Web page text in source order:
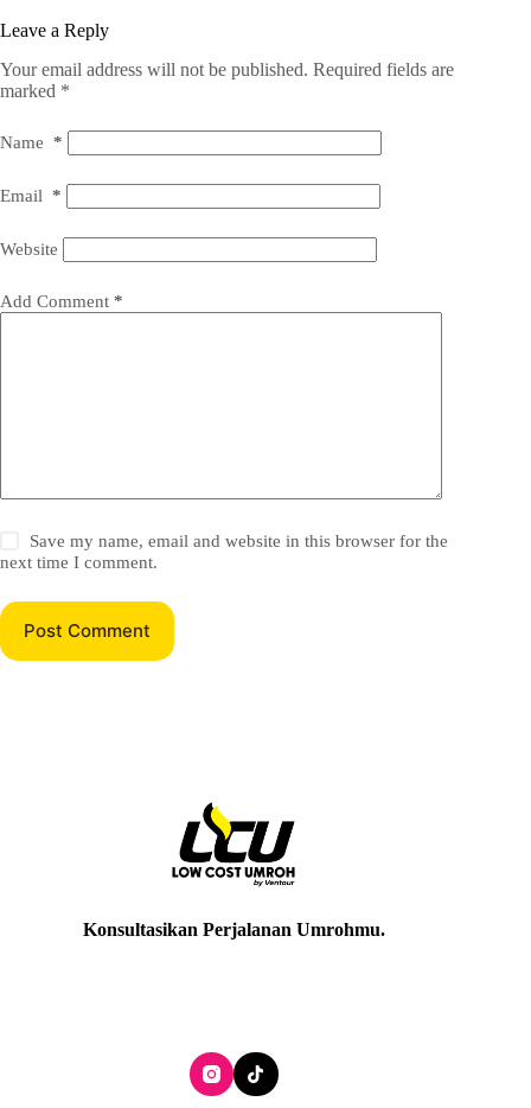
Leave a Reply
Your email address will not be published. Required fields are
marked *
Name *
Email *
Website
Add Comment *
Save my name, email and website in this browser for the
next time I comment.
Post Comment
Konsultasikan Perjalanan Umrohmu.